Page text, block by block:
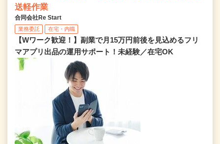
送軽作業
合同会社Re Start
業務委託 在宅・内職
【Wワーク歓迎！】副業で月15万円前後を見込めるフリ
マアプリ出品の運用サポート！未経験／在宅OK